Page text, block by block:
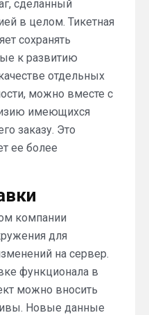
сделанный
в целом. Тикетная
сохранять
к развитию
отдельных
можно вместе с
имеющихся
заказу. Это
ее более
компании
для
на сервер.
функционала в
можно вносить
Новые данные